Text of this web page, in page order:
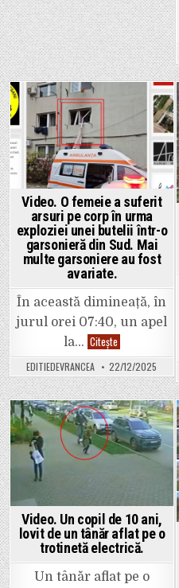
noaptea
în
Focșani,
în
mai
multe
zone.
Posted
in
Video. O femeie a suferit
arsuri pe corp în urma
exploziei unei butelii într-o
garsonieră din Sud. Mai
multe garsoniere au fost
avariate.
În această dimineață, în
jurul orei 07:40, un apel
la… CiteșteVideo.
O
femeie
a
suferit
arsuri
pe
corp
în
urma
exploziei
unei
garsonieră
din
Sud.
Mai
multe
garsoniere
au
fost
avariate.
EDITIEDEVRANCEA 22/12/2025
Posted
in
Video. Un copil de 10 ani,
lovit de un tânăr aflat pe o
trotinetă electrică.
Un tânăr aflat pe o